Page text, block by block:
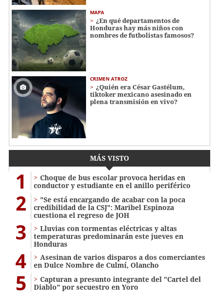
MAPA
¿En qué departamentos de
Honduras hay más niños con
nombres de futbolistas famosos?
CRIMEN ATROZ
¿Quién era César Gastélum,
tiktoker mexicano asesinado en
plena transmisión en vivo?
MÁS VISTO
1
Choque de bus escolar provoca heridas en
conductor y estudiante en el anillo periférico
2
"Se está encargando de acabar con la poca
credibilidad de la CSJ": Maribel Espinoza
cuestiona el regreso de JOH
3
Lluvias con tormentas eléctricas y altas
temperaturas predominarán este jueves en
Honduras
4
Asesinan de varios disparos a dos comerciantes
en Dulce Nombre de Culmí, Olancho
5
Capturan a presunto integrante del "Cartel del
Diablo" por secuestro en Yoro